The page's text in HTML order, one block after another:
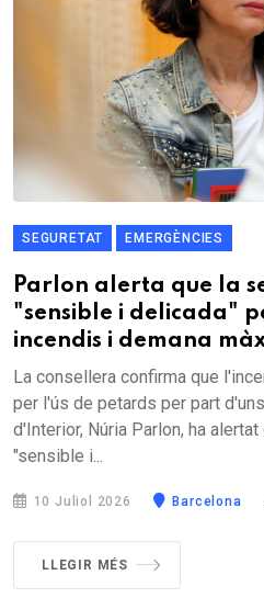
SEGURETAT EMERGÈNCIES
Parlon alerta que la
"sensible i delicada"
incendis i demana
La consellera confirma que
per l'ús de petards per part
d'Interior, Núria Parlon, ha
"sensible i...
10 Juliol 2026 Barcelona
LLEGIR MÉS